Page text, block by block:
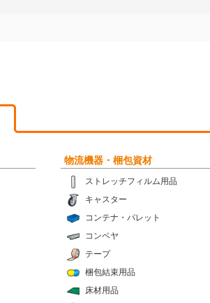
物流機器・梱包資材
ストレッチフィルム用品
キャスター
コンテナ・パレット
コンベヤ
テープ
梱包結束用品
床材用品